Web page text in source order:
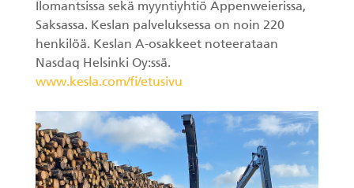
Ilomantsissa sekä myyntiyhtiö Appenweierissa,
Saksassa. Keslan palveluksessa on noin 220
henkilöä. Keslan A-osakkeet noteerataan
Nasdaq Helsinki Oy:ssä.
www.kesla.com/fi/etusivu